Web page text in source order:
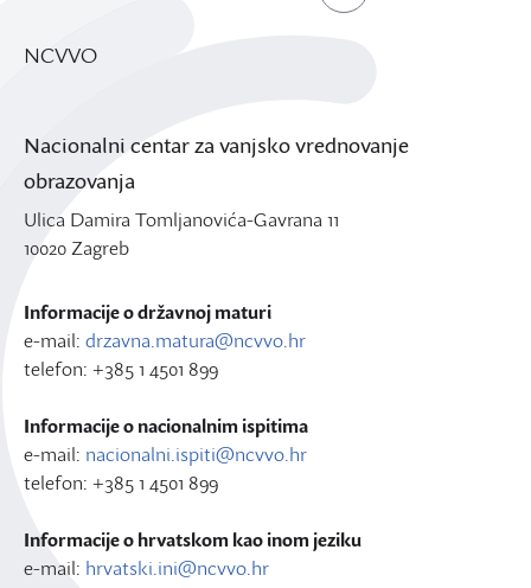
NCVVO
Nacionalni centar za vanjsko vrednovanje
obrazovanja
Ulica Damira Tomljanovića-Gavrana 11
10020 Zagreb
Informacije o državnoj maturi
e-mail: drzavna.matura@ncvvo.hr
telefon: +385 1 4501 899
Informacije o nacionalnim ispitima
e-mail: nacionalni.ispiti@ncvvo.hr
telefon: +385 1 4501 899
Informacije o hrvatskom kao inom jeziku
e-mail: hrvatski.ini@ncvvo.hr